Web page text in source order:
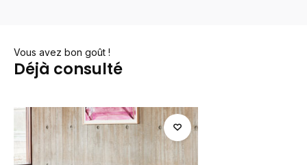
Vous avez bon goût !
Déjà consulté